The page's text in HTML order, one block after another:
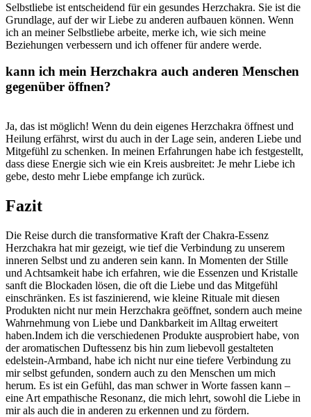
Selbstliebe ist entscheidend ‍für ⁢ein gesundes Herzchakra. ⁢Sie ist die
Grundlage, auf der wir Liebe zu anderen aufbauen können. Wenn
ich an meiner ‌Selbstliebe ‍arbeite, merke​ ich, ⁢wie sich meine
Beziehungen verbessern und ich ​offener für andere werde.
kann ich mein Herzchakra auch ⁢anderen Menschen
gegenüber öffnen?
Ja, das⁤ ist ⁢möglich! Wenn du dein​ eigenes Herzchakra öffnest‍ und
⁢Heilung erfährst, ⁤wirst du ‌auch in der ⁣Lage sein, anderen Liebe ‍und
Mitgefühl zu schenken. In meinen Erfahrungen habe‍ ich ‍festgestellt,
dass diese Energie sich‍ wie ein Kreis ausbreitet: Je mehr Liebe⁢ ich
gebe,​ desto mehr‌ Liebe empfange ich zurück.
Fazit
Die ‌Reise⁢ durch⁢ die transformative Kraft⁣ der Chakra-Essenz
Herzchakra ‌hat mir gezeigt, wie tief⁢ die Verbindung zu ‌unserem
inneren Selbst und zu ⁤anderen sein ⁤kann. ⁢In Momenten der‌ Stille
und Achtsamkeit habe ‍ich erfahren, wie die Essenzen und Kristalle
sanft die Blockaden ⁤lösen, die oft⁣ die Liebe und das Mitgefühl
⁣einschränken. Es ist‍ faszinierend, wie ⁤kleine Rituale mit ⁣diesen
Produkten nicht nur mein Herzchakra ‌geöffnet, sondern auch ⁤meine
‍Wahrnehmung ⁤von Liebe und⁣ Dankbarkeit im Alltag ⁣erweitert
haben.Indem‌ ich die verschiedenen Produkte ausprobiert habe,⁣ von​
der aromatischen Duftessenz bis ⁢hin ⁤zum liebevoll gestalteten
edelstein-Armband, habe ich nicht nur eine tiefere Verbindung zu​
mir‍ selbst ⁣gefunden, ⁢sondern auch zu den ⁣Menschen um mich
⁤herum. Es ist ein Gefühl, das man schwer in Worte⁢ fassen kann –
‍eine Art empathische Resonanz,⁤ die mich lehrt, sowohl⁣ die Liebe in
mir als auch die in anderen zu​ erkennen und zu fördern.